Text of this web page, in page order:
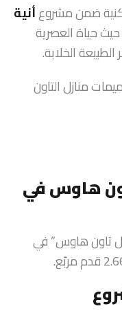
ضمن مشروعأنية
حيث حياة العصرية
الخلابة.
منازل التاون
هاوس في
تاون هاوس” في